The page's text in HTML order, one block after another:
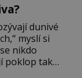
dunivé
myslí si
nikdo
poklop tak